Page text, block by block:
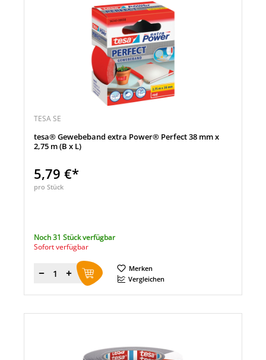
TESA SE
tesa® Gewebeband extra Power® Perfect 38 mm x
2,75 m (B x L)
5,79 €*
pro Stück
Noch 31 Stück verfügbar
Sofort verfügbar
Menge
Merken
Vergleichen